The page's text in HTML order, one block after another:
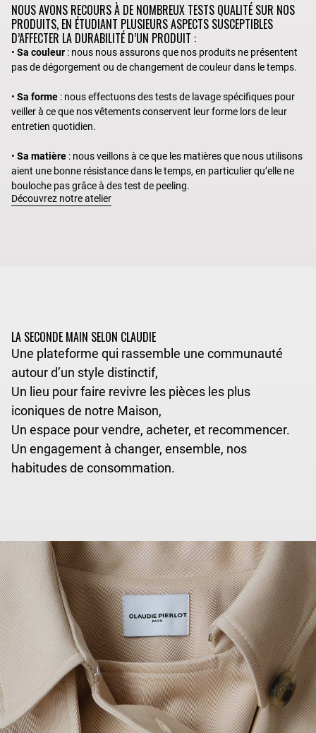
NOUS AVONS RECOURS À DE NOMBREUX TESTS QUALITÉ SUR NOS
PRODUITS, EN ÉTUDIANT PLUSIEURS ASPECTS SUSCEPTIBLES
D’AFFECTER LA DURABILITÉ D’UN PRODUIT :
• Sa couleur : nous nous assurons que nos produits ne présentent
pas de dégorgement ou de changement de couleur dans le temps.
• Sa forme : nous effectuons des tests de lavage spécifiques pour
veiller à ce que nos vêtements conservent leur forme lors de leur
entretien quotidien.
• Sa matière : nous veillons à ce que les matières que nous utilisons
aient une bonne résistance dans le temps, en particulier qu’elle ne
bouloche pas grâce à des test de peeling.
Découvrez notre atelier
LA SECONDE MAIN SELON CLAUDIE
Une plateforme qui rassemble une communauté
autour d’un style distinctif,
Un lieu pour faire revivre les pièces les plus
iconiques de notre Maison,
Un espace pour vendre, acheter, et recommencer.
Un engagement à changer, ensemble, nos
habitudes de consommation.